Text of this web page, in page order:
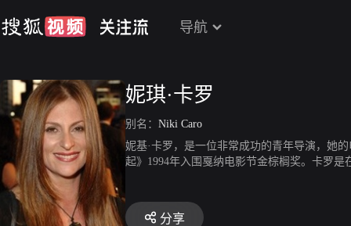
导航
妮琪·卡罗
别名： Niki Caro
妮基·卡罗，是一位非常成功的青年导演，她
起》1994年入围戛纳电影节金棕榈奖。卡罗
分享